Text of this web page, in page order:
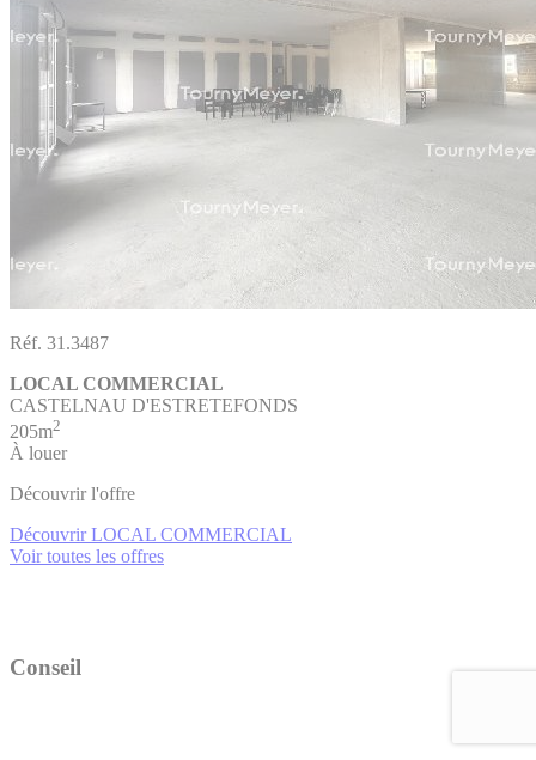
Réf. 31.3487
LOCAL COMMERCIAL
CASTELNAU D'ESTRETEFONDS
205m2
À louer
Découvrir l'offre
Découvrir LOCAL COMMERCIAL
Voir toutes les offres
Conseil